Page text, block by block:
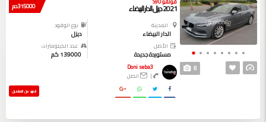
8
315000 دم 2021 ديزل الدار البيضاء
المدينة
الدار البيضاء
نوع الوقود
ديزل
الأصل
مستوردة جديدة
عدد الكيلومترات
139000 كم
Doni seba3
|
اتصل
المزيد من التفاصيل